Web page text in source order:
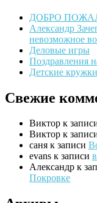
ДОБРО
Александр
невозможное
Деловые игры
Поздравления
Детские
Свежие
Виктор к
Виктор к
саня к записи
evans к записи
Александр к
Покровке